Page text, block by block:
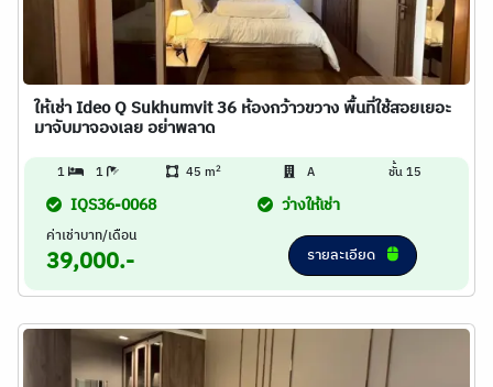
ให้เช่า Ideo Q Sukhumvit 36 ห้องกว้าวขวาง พื้นที่ใช้สอยเยอะ
มาจับมาจองเลย อย่าพลาด
1 1 45 m2 A ชั้น 15
IQS36-0068 ว่างให้เช่า
ค่าเช่าบาท/เดือน
39,000.- รายละเอียด